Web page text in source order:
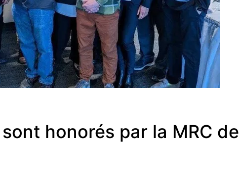
honorés par la MRC de